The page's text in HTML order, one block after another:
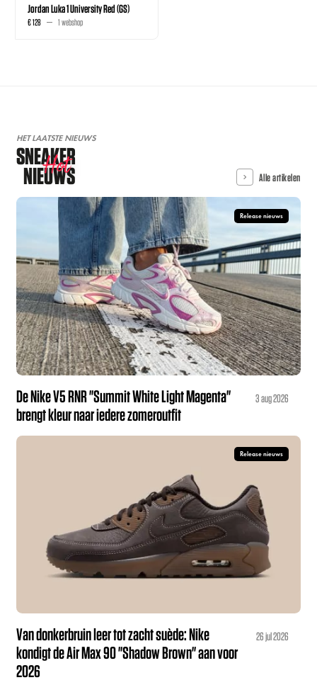
Jordan Luka 1 University Red (GS)
€ 128 1 webshop
HET LAATSTE NIEUWS
SNEAKER
NIEUWS
Hot Alle artikelen
Release nieuws
De Nike V5 RNR "Summit White Light Magenta"
brengt kleur naar iedere zomeroutfit
3 aug 2026
Release nieuws
Van donkerbruin leer tot zacht suède: Nike
kondigt de Air Max 90 "Shadow Brown" aan voor
2026
26 jul 2026